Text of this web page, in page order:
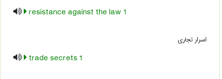
1 resistance against the law
اسرار تجاری
1 trade secrets